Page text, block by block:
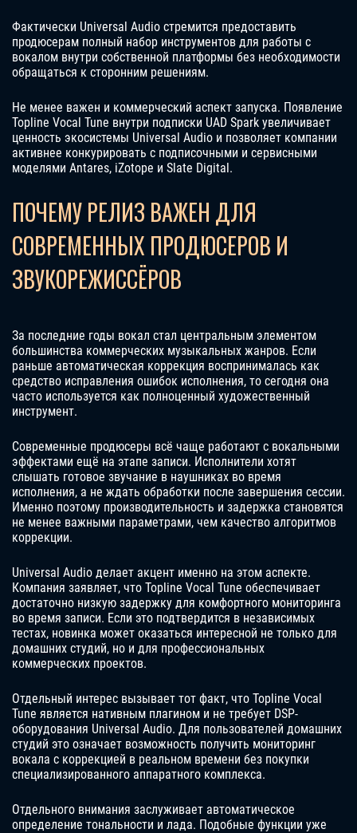
Фактически Universal Audio стремится предоставить
продюсерам полный набор инструментов для работы с
вокалом внутри собственной платформы без необходимости
обращаться к сторонним решениям.
Не менее важен и коммерческий аспект запуска. Появление
Topline Vocal Tune внутри подписки UAD Spark увеличивает
ценность экосистемы Universal Audio и позволяет компании
активнее конкурировать с подписочными и сервисными
моделями Antares, iZotope и Slate Digital.
ПОЧЕМУ РЕЛИЗ ВАЖЕН ДЛЯ
СОВРЕМЕННЫХ ПРОДЮСЕРОВ И
ЗВУКОРЕЖИССЁРОВ
За последние годы вокал стал центральным элементом
большинства коммерческих музыкальных жанров. Если
раньше автоматическая коррекция воспринималась как
средство исправления ошибок исполнения, то сегодня она
часто используется как полноценный художественный
инструмент.
Современные продюсеры всё чаще работают с вокальными
эффектами ещё на этапе записи. Исполнители хотят
слышать готовое звучание в наушниках во время
исполнения, а не ждать обработки после завершения сессии.
Именно поэтому производительность и задержка становятся
не менее важными параметрами, чем качество алгоритмов
коррекции.
Universal Audio делает акцент именно на этом аспекте.
Компания заявляет, что Topline Vocal Tune обеспечивает
достаточно низкую задержку для комфортного мониторинга
во время записи. Если это подтвердится в независимых
тестах, новинка может оказаться интересной не только для
домашних студий, но и для профессиональных
коммерческих проектов.
Отдельный интерес вызывает тот факт, что Topline Vocal
Tune является нативным плагином и не требует DSP-
оборудования Universal Audio. Для пользователей домашних
студий это означает возможность получить мониторинг
вокала с коррекцией в реальном времени без покупки
специализированного аппаратного комплекса.
Отдельного внимания заслуживает автоматическое
определение тональности и лада. Подобные функции уже